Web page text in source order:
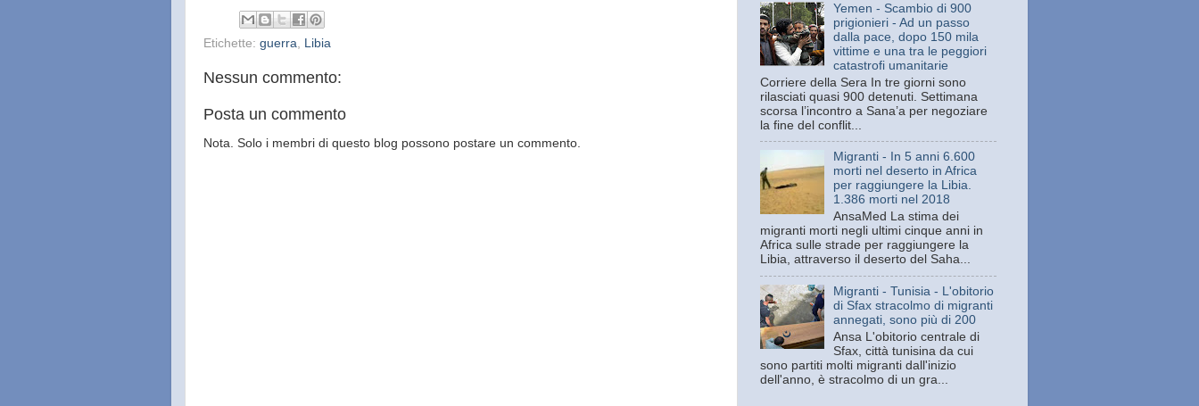
Etichette: guerra Libia
Nessun commento:
Posta un commento
Nota. Solo i membri di questo blog possono postare un commento.
Yemen - Scambio di 900
prigionieri - Ad un passo
dalla pace, dopo 150 mila
vittime e una tra le peggiori
catastrofi umanitarie
Corriere della Sera In tre giorni sono
rilasciati quasi 900 detenuti. Settimana
scorsa l’incontro a Sana’a per negoziare
la fine del conflit...
Migranti - In 5 anni 6.600
morti nel deserto in Africa
per raggiungere la Libia.
1.386 morti nel 2018
AnsaMed La stima dei
migranti morti negli ultimi cinque anni in
Africa sulle strade per raggiungere la
Libia, attraverso il deserto del Saha...
Migranti - Tunisia - L'obitorio
di Sfax stracolmo di migranti
annegati, sono più di 200
Ansa L'obitorio centrale di
Sfax, città tunisina da cui
sono partiti molti migranti dall'inizio
dell'anno, è stracolmo di un gra...